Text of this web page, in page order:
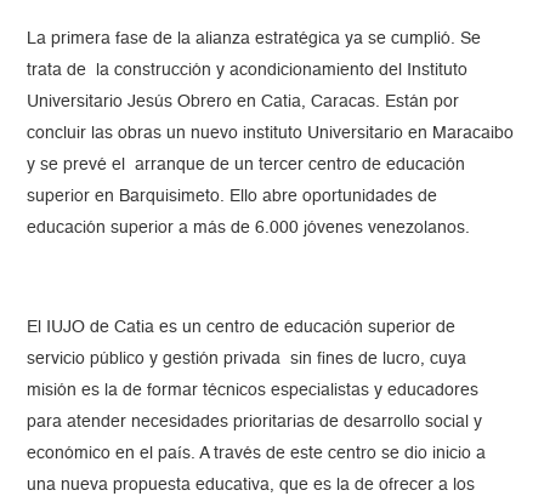
La primera fase de la alianza estratégica ya se cumplió. Se
trata de la construcción y acondicionamiento del Instituto
Universitario Jesús Obrero en Catia, Caracas. Están por
concluir las obras un nuevo instituto Universitario en Maracaibo
y se prevé el arranque de un tercer centro de educación
superior en Barquisimeto. Ello abre oportunidades de
educación superior a más de 6.000 jóvenes venezolanos.
El IUJO de Catia es un centro de educación superior de
servicio público y gestión privada sin fines de lucro, cuya
misión es la de formar técnicos especialistas y educadores
para atender necesidades prioritarias de desarrollo social y
económico en el país. A través de este centro se dio inicio a
una nueva propuesta educativa, que es la de ofrecer a los